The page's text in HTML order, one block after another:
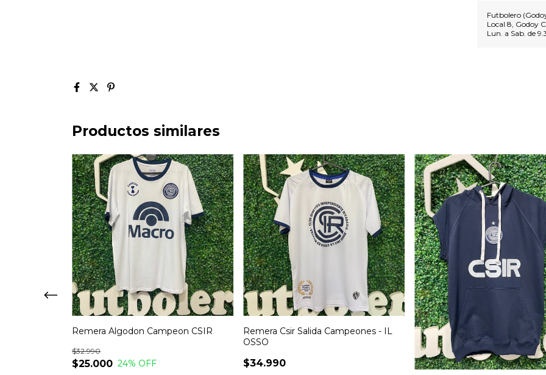
Futbolero
Local 8, Godoy
Lun. a Sab. de
Productos similares
Remera Algodon Campeon CSIR
$25.000
$32.990
24% OFF
Remera Csir Salida Campeones - IL
OSSO
$34.990